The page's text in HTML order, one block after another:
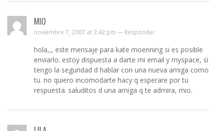
MIO
noviembre 7, 2007 at 3:42 pm — Responder
hola,,, este mensaje para kate moenning si es posible
enviarlo. estoy dispuesta a darte mi email y myspace, si
tengo la seguridad d hablar con una nueva amiga como
tu. no quiero incomodarte hacy q esperare por tu
respuesta. saluditos d una amiga q te admira, mio.